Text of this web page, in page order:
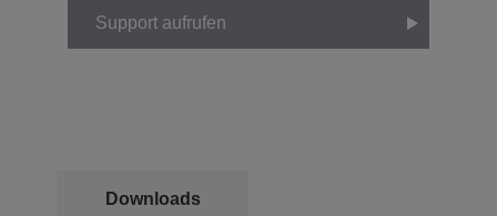
Support aufrufen
Downloads